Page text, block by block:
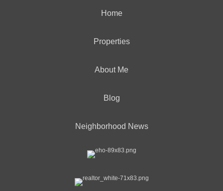
Home
Properties
About Me
Blog
Neighborhood News